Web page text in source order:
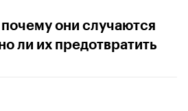
они случаются
ли их предотвратить